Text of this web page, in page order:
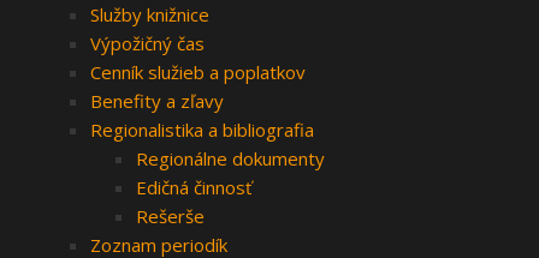
Služby knižnice
Výpožičný čas
Cenník služieb a poplatkov
Benefity a zľavy
Regionalistika a bibliografia
Regionálne dokumenty
Edičná činnosť
Rešerše
Zoznam periodík